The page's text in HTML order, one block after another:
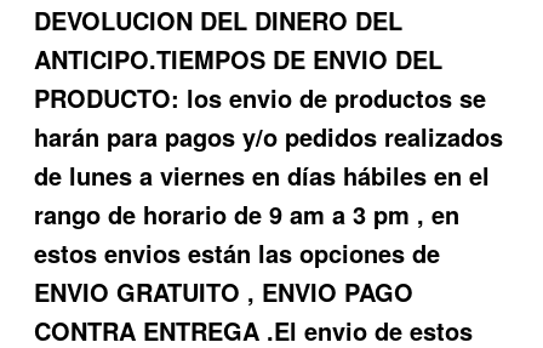
DEVOLUCION DEL DINERO DEL
ANTICIPO.TIEMPOS DE ENVIO DEL
PRODUCTO: los envio de productos se
harán para pagos y/o pedidos realizados
de lunes a viernes en días hábiles en el
rango de horario de 9 am a 3 pm , en
estos envios están las opciones de
ENVIO GRATUITO , ENVIO PAGO
CONTRA ENTREGA .El envio de estos